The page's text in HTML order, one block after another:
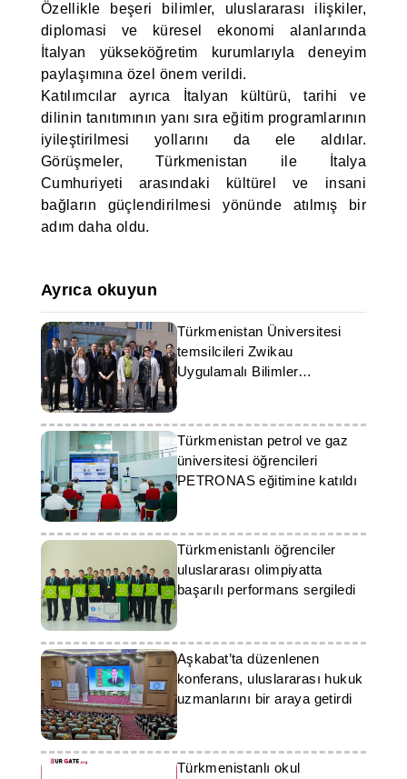
Özellikle beşeri bilimler, uluslararası ilişkiler,
diplomasi ve küresel ekonomi alanlarında
İtalyan yükseköğretim kurumlarıyla deneyim
paylaşımına özel önem verildi.
Katılımcılar ayrıca İtalyan kültürü, tarihi ve
dilinin tanıtımının yanı sıra eğitim programlarının
iyileştirilmesi yollarını da ele aldılar.
Görüşmeler, Türkmenistan ile İtalya
Cumhuriyeti arasındaki kültürel ve insani
bağların güçlendirilmesi yönünde atılmış bir
adım daha oldu.
Ayrıca okuyun
Türkmenistan Üniversitesi
temsilcileri Zwikau
Uygulamalı Bilimler
Üniversitesi'ni ziyaret etti
Türkmenistan petrol ve gaz
üniversitesi öğrencileri
PETRONAS eğitimine katıldı
Türkmenistanlı öğrenciler
uluslararası olimpiyatta
başarılı performans sergiledi
Aşkabat’ta düzenlenen
konferans, uluslararası hukuk
uzmanlarını bir araya getirdi
Türkmenistanlı okul